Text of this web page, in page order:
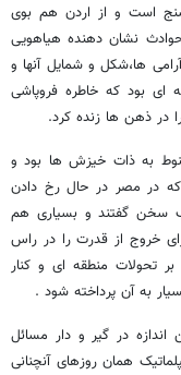
است و از اردن هم بوی
نشان دهنده هیاهویی
ها،شکل و شمایل آنها و
ای بود که خاطره فروپاشی
در ذهن ها زنده کرد.
به ذات خیزش ها بود و
در مصر در حال رخ دادن
سخن گفتند و بسیاری هم
خروج از قدرت را در راس
بر تحولات منطقه ای و کنار
به آن پرداخته شود .
اندازه در گیر و دار مسائل
همان روزهای آنچنانی